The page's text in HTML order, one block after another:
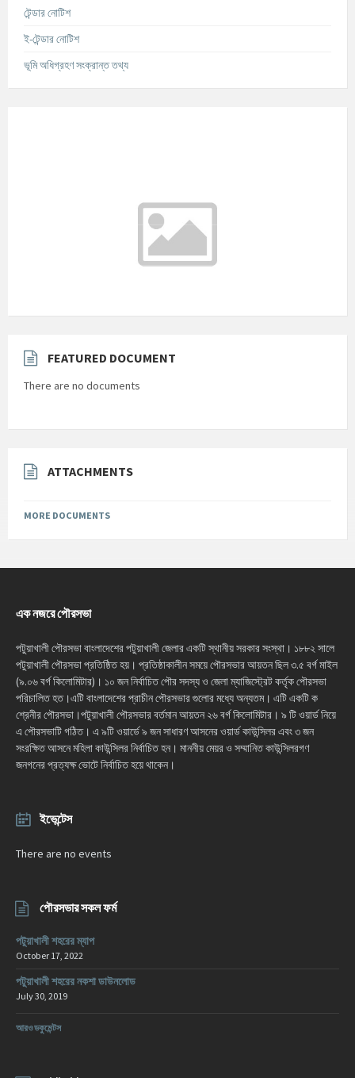
টেন্ডার নোটিশ
ই-টেন্ডার নোটিশ
ভূমি অধিগ্রহণ সংক্রান্ত তথ্য
FEATURED DOCUMENT
There are no documents
ATTACHMENTS
MORE DOCUMENTS
এক নজরে পৌরসভা
পটুয়াখালী পৌরসভা বাংলাদেশের পটুয়াখালী জেলার একটি স্থানীয় সরকার সংস্থা। ১৮৮২ সালে
পটুয়াখালী পৌরসভা প্রতিষ্ঠিত হয়। প্রতিষ্ঠাকালীন সময়ে পৌরসভার আয়তন ছিল ৩.৫ বর্গ মাইল
(৯.০৬ বর্গ কিলোমিটার)। ১০ জন নির্বাচিত পৌর সদস্য ও জেলা ম্যাজিস্ট্রেট কর্তৃক পৌরসভা
পরিচালিত হত।এটি বাংলাদেশের প্রাচীন পৌরসভার গুলোর মধ্যে অন্যতম। এটি একটি ক
শ্রেনীর পৌরসভা।পটুয়াখালী পৌরসভার বর্তমান আয়তন ২৬ বর্গ কিলোমিটার। ৯ টি ওয়ার্ড নিয়ে
এ পৌরসভাটি গঠিত। এ ৯টি ওয়ার্ডে ৯ জন সাধারণ আসনের ওয়ার্ড কাউন্সিলর এবং ৩ জন
সংরক্ষিত আসনে মহিলা কাউন্সিলর নির্বাচিত হন। মাননীয় মেয়র ও সম্মানিত কাউন্সিলরগণ
জনগনের প্রত্যক্ষ ভোটে নির্বাচিত হয়ে থাকেন।
ইভেন্টেস
There are no events
পৌরসভার সকল ফর্ম
পটুয়াখালী শহরের ম্যাপ
October 17, 2022
পটুয়াখালী শহরের নকশা ডাউনলোড
July 30, 2019
আরও ডকুমেন্টস